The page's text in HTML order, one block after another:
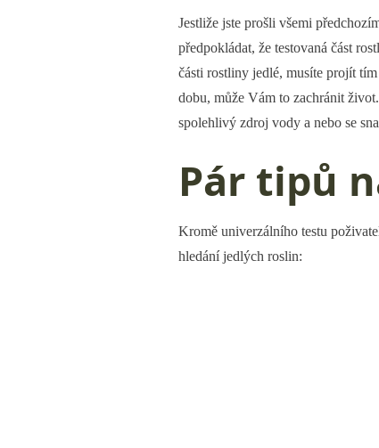
Jestliže jste prošli všemi
předpokládat, že testovaná část
části rostliny jedlé, musíte projít
dobu, může Vám to zachránit
spolehlivý zdroj vody a nebo se
Pár tipů
Kromě univerzálního testu
hledání jedlých roslin: